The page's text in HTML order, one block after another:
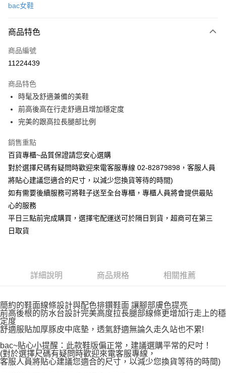
Apple Pay
街口支付
宅配
每筆NT$90，滿NT$1,000(含以上)免運費
bac女鞋
商品特色
商品編號
11224439
商品特色
時髦及舒適兼備的美鞋
前高後高在行走舒適且增加穩定度
完美的跟高拉長腿部比例
銷售重點
百貨專櫃~品質保證請您安心選購
對於選擇尺碼有疑問時歡迎來電客服專線 02-82879898，客服人員
將貼心建議您適合的尺寸，以減少您換貨等待的時間)
如有需要後續服務可將鞋子送至全台專櫃，專櫃人員將會提供最貼
心的服務
平日三點前完成購買，選擇宅配運送可於隔日到貨，超商可在第三
日取貨
詳細說明 商品規格 相關推薦
簡約的鞋面線條設計與配色排鑽鞋面 讓腳部膚色提亮
前高後根的防水台設計完美高度拉長腿部線條更增加行走上的穩
定度
舒適服貼加厚豚皮中底墊，透氣舒適無論久走久站也不累!
bac~貼心小提醒：此款鞋版偏正常，建議選購平常的尺吋！
(對於選擇尺碼有疑問時歡迎來電客服專線，
客服人員將貼心建議您適合的尺寸，以減少您換貨等待的時間)